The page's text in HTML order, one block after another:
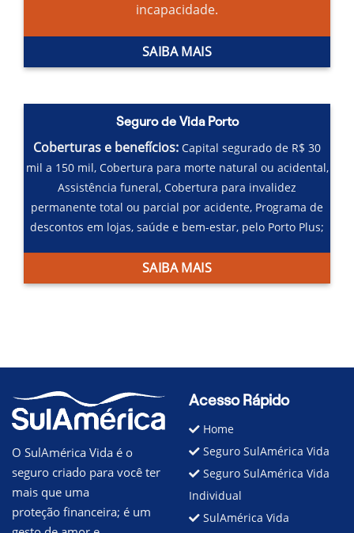
incapacidade.
SAIBA MAIS
Seguro de Vida Porto
Coberturas e benefícios: Capital segurado de R$ 30
mil a 150 mil, Cobertura para morte natural ou acidental,
Assistência funeral,Cobertura para invalidez
permanente total ou parcial por acidente, Programa de
descontos em lojas, saúde e bem-estar, pelo Porto Plus;
SAIBA MAIS
O SulAmérica Vida é o
seguro criado para você ter
mais que uma
proteção financeira; é um
Acesso Rápido
Home
Seguro SulAmérica Vida
Seguro SulAmérica Vida
Individual
SulAmérica Vida